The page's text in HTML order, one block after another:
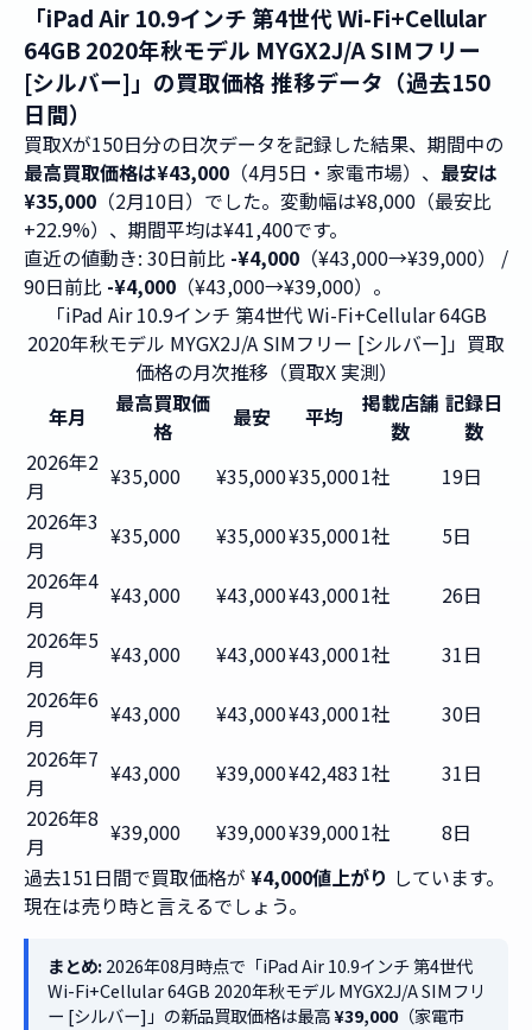
「iPad Air 10.9インチ 第4世代 Wi-Fi+Cellular
64GB 2020年秋モデル MYGX2J/A SIMフリー
[シルバー]」の買取価格 推移データ（過去150
日間）
買取Xが150日分の日次データを記録した結果、期間中の
最高買取価格は¥43,000 （4月5日・家電市場）、 最安は
¥35,000 （2月10日）でした。変動幅は¥8,000（最安比
+22.9%）、期間平均は¥41,400です。
直近の値動き: 30日前比 -¥4,000 （¥43,000→¥39,000） /
90日前比 -¥4,000 （¥43,000→¥39,000）。
「iPad Air 10.9インチ 第4世代 Wi-Fi+Cellular 64GB
2020年秋モデル MYGX2J/A SIMフリー [シルバー]」買取
価格の月次推移（買取X 実測）
年月
最高買取価
格
最安 平均
掲載店舗
数
記録日
数
2026年2
月
¥35,000 ¥35,000¥35,0001社
19日
2026年3
月
¥35,000 ¥35,000¥35,0001社
5日
2026年4
月
¥43,000 ¥43,000¥43,0001社
26日
2026年5
月
¥43,000 ¥43,000¥43,0001社
31日
2026年6
月
¥43,000 ¥43,000¥43,0001社
30日
2026年7
月
¥43,000 ¥39,000¥42,4831社
31日
2026年8
月
¥39,000 ¥39,000¥39,0001社
8日
過去151日間で買取価格が ¥4,000値上がり しています。
現在は売り時と言えるでしょう。
まとめ:2026年08月時点で「iPad Air 10.9インチ 第4世代
Wi-Fi+Cellular 64GB 2020年秋モデル MYGX2J/A SIMフリ
ー [シルバー]」の新品買取価格は最高¥39,000（家電市